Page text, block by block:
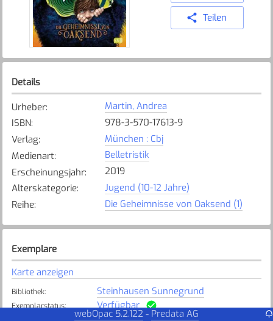
Teilen
Details
Urheber:
Martin, Andrea
ISBN:
978-3-570-17613-9
Verlag:
München : Cbj
Medienart:
Belletristik
Erscheinungsjahr:
2019
Alterskategorie:
Jugend (10-12 Jahre)
Reihe: Die Geheimnisse von Oaksend (1)
Exemplare
Karte anzeigen
Bibliothek: Steinhausen Sunnegrund
Exemplarstatus: Verfügbar
webOpac 5.2.122 - Predata AG